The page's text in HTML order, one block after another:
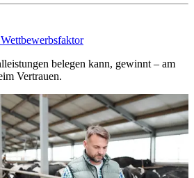
belegen kann, gewinnt – am
Vertrauen.